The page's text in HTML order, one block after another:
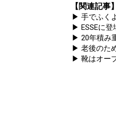
【関連記事】
▶ 手でふく
▶ ESSEに登
▶ 20年積み
▶ 老後のた
▶ 靴はオー